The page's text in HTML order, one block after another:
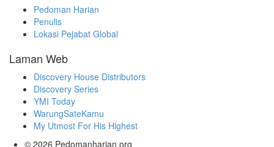
Pedoman Harian
Penulis
Lokasi Pejabat Global
Laman Web
Discovery House Distributors
Discovery Series
YMI Today
WarungSateKamu
My Utmost For His Highest
© 2026 Pedomanharian.org